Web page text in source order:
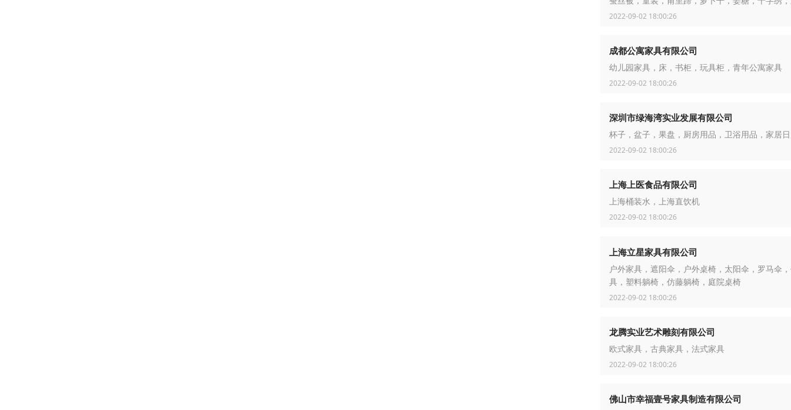
2022-09-02 18:00:26
成都公寓家具有限公司
幼儿园家具，床，书柜，玩具柜，青年公寓家具
2022-09-02 18:00:26
深圳市绿海湾实业发展有限公司
杯子，盆子，果盘，厨房用品，卫浴用品，家居
2022-09-02 18:00:26
上海上医食品有限公司
上海桶装水，上海直饮机
2022-09-02 18:00:26
上海立星家具有限公司
户外家具，遮阳伞，户外桌椅，太阳伞，罗马伞
具，塑料躺椅，仿藤躺椅，庭院桌椅
2022-09-02 18:00:26
龙腾实业艺术雕刻有限公司
欧式家具，古典家具，法式家具
2022-09-02 18:00:26
佛山市幸福壹号家具制造有限公司